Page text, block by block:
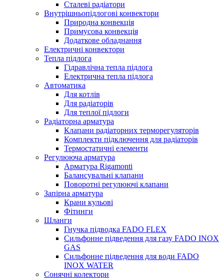
Сталеві радіатори
Внутрішньопідлогові конвектори
Природна конвекція
Примусова конвекція
Додаткове обладнання
Електричні конвектори
Тепла підлога
Гідравлічна тепла підлога
Електрична тепла підлога
Автоматика
Для котлів
Для радіаторів
Для теплої підлоги
Радіаторна арматура
Клапани радіаторних терморегуляторів
Комплекти підключення для радіаторів
Термостатичні елементи
Регулююча арматура
Арматура Rigamonti
Балансувальні клапани
Поворотні регулюючі клапани
Запірна арматура
Крани кульові
Фітинги
Шланги
Гнучка підводка FADO FLEX
Сильфонне підведення для газу FADO INOX
GAS
Сильфонне підведення для води FADO
INOX WATER
Сонячні колектори